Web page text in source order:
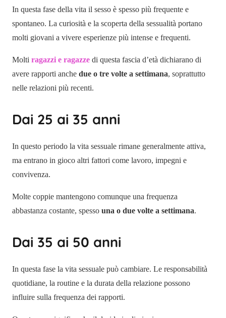
In questa fase della vita il sesso è spesso più frequente e
spontaneo. La curiosità e la scoperta della sessualità portano
molti giovani a vivere esperienze più intense e frequenti.
Molti ragazzi e ragazze di questa fascia d’età dichiarano di
avere rapporti anche due o tre volte a settimana, soprattutto
nelle relazioni più recenti.
Dai 25 ai 35 anni
In questo periodo la vita sessuale rimane generalmente attiva,
ma entrano in gioco altri fattori come lavoro, impegni e
convivenza.
Molte coppie mantengono comunque una frequenza
abbastanza costante, spesso una o due volte a settimana.
Dai 35 ai 50 anni
In questa fase la vita sessuale può cambiare. Le responsabilità
quotidiane, la routine e la durata della relazione possono
influire sulla frequenza dei rapporti.